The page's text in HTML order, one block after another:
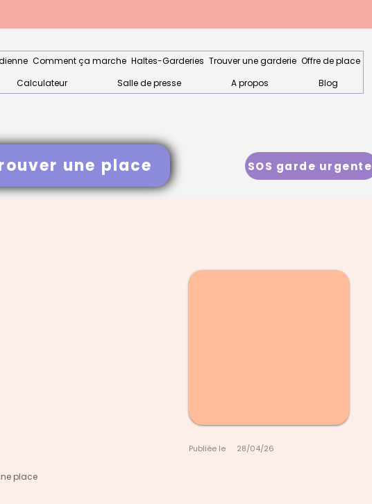
Comment ça marche Haltes-Garderies Trouver une garderie Offre de place
Calculateur Salle de presse A propos Blog
une place SOS garde urgente
place
Publiée le 28/04/26